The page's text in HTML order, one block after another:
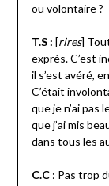
ou volontaire ?
T.S : [rires]
exprès. C’est
il s’est avéré,
C’était
que je n’ai pas
que j’ai mis
dans tous les
C.C: Pas trop